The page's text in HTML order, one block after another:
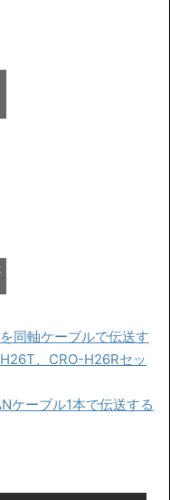
同軸ケーブルで伝送す
、CRO-H26Rセッ
ケーブル1本で伝送する